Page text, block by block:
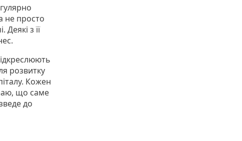
не просто
з її
розвитку
Кожен
що саме
до